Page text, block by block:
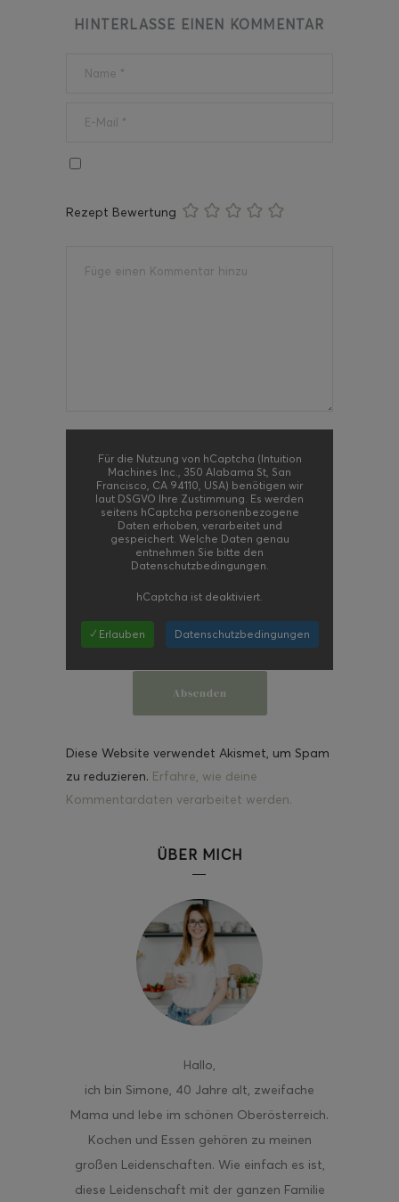
HINTERLASSE EINEN KOMMENTAR
Rezept Bewertung
Für die Nutzung von hCaptcha (Intuition
Machines Inc., 350 Alabama St, San
Francisco, CA 94110, USA) benötigen wir
laut DSGVO Ihre Zustimmung. Es werden
seitens hCaptcha personenbezogene
Daten erhoben, verarbeitet und
gespeichert. Welche Daten genau
entnehmen Sie bitte den
Datenschutzbedingungen.
hCaptcha ist deaktiviert.
✓ Erlauben Datenschutzbedingungen
Diese Website verwendet Akismet, um Spam
zu reduzieren. Erfahre, wie deine
Kommentardaten verarbeitet werden.
ÜBER MICH
Hallo,
ich bin Simone, 40 Jahre alt, zweifache
Mama und lebe im schönen Oberösterreich.
Kochen und Essen gehören zu meinen
großen Leidenschaften. Wie einfach es ist,
diese Leidenschaft mit der ganzen Familie